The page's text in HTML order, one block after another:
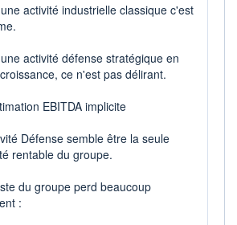
activité industrielle classique c'est
activité défense stratégique en
ce n'est pas délirant.
EBITDA implicite
Défense semble être la seule
rentable du groupe.
du groupe perd beaucoup
: